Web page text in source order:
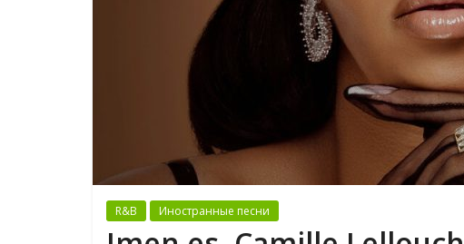
R&B Иностранные песни